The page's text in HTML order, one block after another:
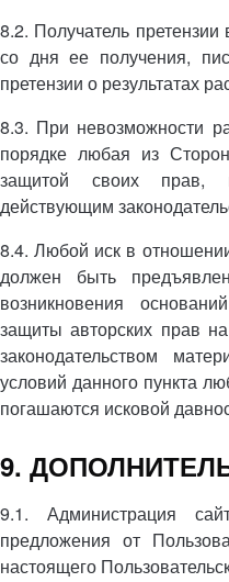
8.2. Получатель
со дня ее получения,
претензии о результатах
8.3. При невозможности
порядке любая из
защитой своих прав,
действующим
8.4. Любой иск в
должен быть
возникновения
защиты авторских прав
законодательством
условий данного пункта
погашаются исковой
9.
9.1. Администрация
предложения от
настоящего